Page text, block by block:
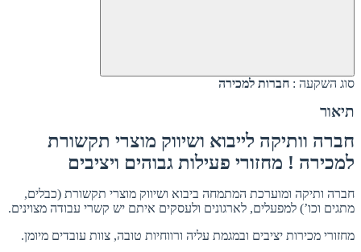
סוג השקעה : חברות למכירה
תיאור
חברה וותיקה לייבוא ושיווק מוצרי תקשורת
למכירה ! מחזורי פעילות גבוהים ויציבים
חברה ותיקה ומוערכת המתמחה ביבוא ושיווק מוצרי תקשורת (כבלים,
מתגים וכו’) למפעלים, לארגונים ולעסקים איתם יש קשרי עבודה מצוינים.
מחזורי מכירות יציבים ובמגמת עליה ורווחיות טובה, צוות עובדים מיומן.